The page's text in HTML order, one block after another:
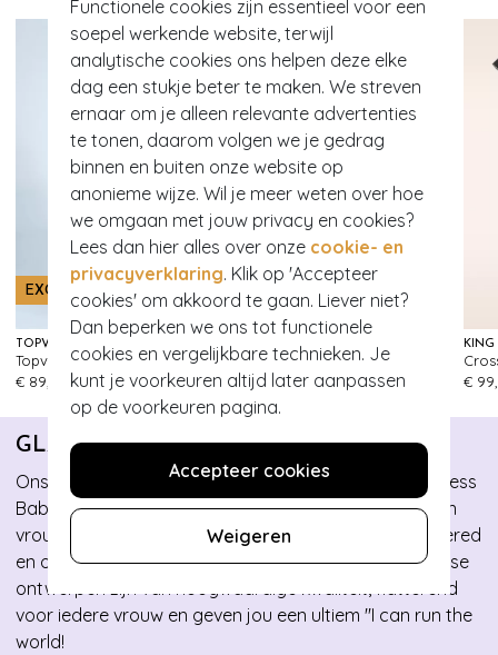
Functionele cookies zijn essentieel voor een
soepel werkende website, terwijl
analytische cookies ons helpen deze elke
dag een stukje beter te maken. We streven
ernaar om je alleen relevante advertenties
te tonen, daarom volgen we je gedrag
binnen en buiten onze website op
anonieme wijze. Wil je meer weten over hoe
we omgaan met jouw privacy en cookies?
Lees dan hier alles over onze cookie- en
privacyverklaring. Klik op 'Accepteer
cookies' om akkoord te gaan. Liever niet?
Dan beperken we ons tot functionele
cookies en vergelijkbare technieken. Je
kunt je voorkeuren altijd later aanpassen
op de voorkeuren pagina.
Accepteer cookies
Weigeren
EXCLUSIEF
Topvintage exclusive ~ Milly gebreide jurk in navy
€ 89,95
EXCLUSIEF
€ 89,95
€
GLAMOUR BUNNY BUSINESS BABE
Ons eigen sassy business merk Glamour Bunny Business
Babe voorziet alle sterke en onafhankelijke babes van
vrouwelijke en stijlvolle kleding waarin zij zich empowered
en onverslaanbaar voelen. De collecties die wij in-house
ontwerpen zijn van hoogwaardige kwaliteit, flatterend
voor iedere vrouw en geven jou een ultiem ''I can run the
world!